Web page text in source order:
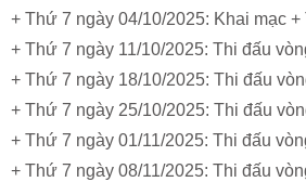
+ Thứ 7 ngày 04/10/2025: Khai mạc +
+ Thứ 7 ngày 11/10/2025: Thi đấu
+ Thứ 7 ngày 18/10/2025: Thi đấu
+ Thứ 7 ngày 25/10/2025: Thi đấu
+ Thứ 7 ngày 01/11/2025: Thi đấu
+ Thứ 7 ngày 08/11/2025: Thi đấu